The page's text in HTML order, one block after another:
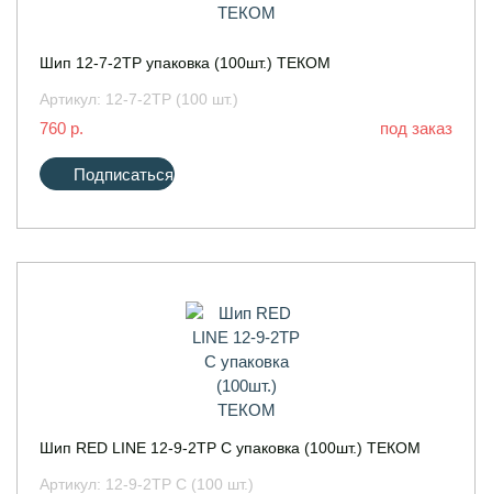
Шип 12-7-2ТР упаковка (100шт.) ТЕКОМ
Артикул: 12-7-2ТР (100 шт.)
760 р. под заказ
Подписаться
Шип RED LINE 12-9-2ТР С упаковка (100шт.) ТЕКОМ
Артикул: 12-9-2ТР С (100 шт.)